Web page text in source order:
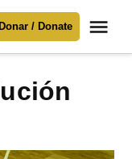
tu apoyo
Donar / Donate